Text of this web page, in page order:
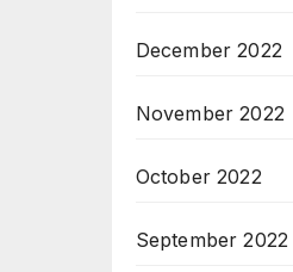
December 2022
November 2022
October 2022
September 2022